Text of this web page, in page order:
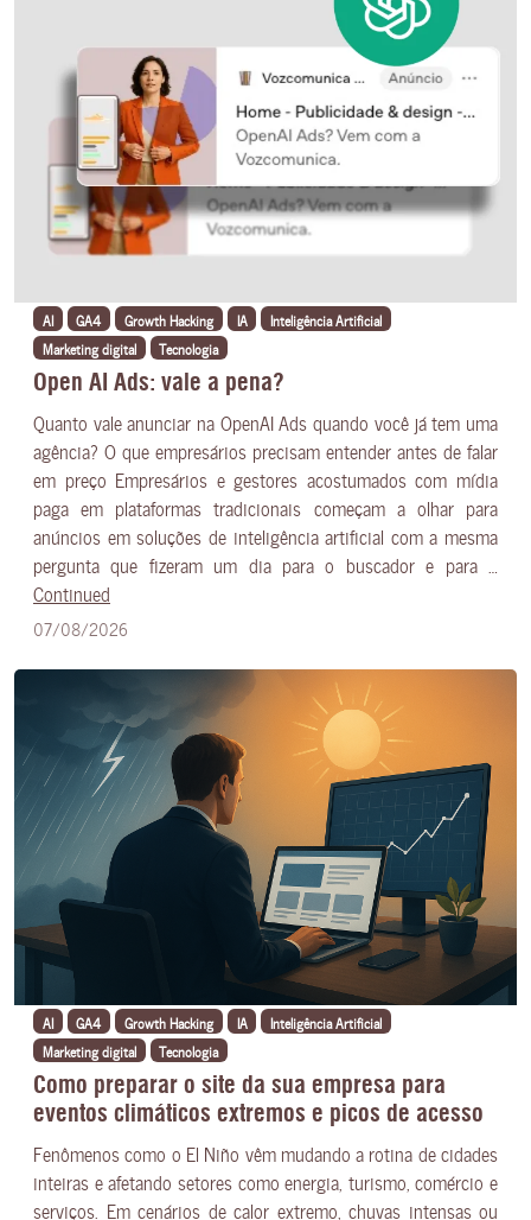
AI GA4 Growth Hacking IA
Inteligência Artificial
Marketing digital
Tecnologia
Open AI Ads: vale a pena?
Quanto vale anunciar na OpenAI Ads quando você já tem uma
agência? O que empresários precisam entender antes de falar
em preço Empresários e gestores acostumados com mídia
paga em plataformas tradicionais começam a olhar para
anúncios em soluções de inteligência artificial com a mesma
pergunta que fizeram um dia para o buscador e para …
Continued
07/08/2026
AI GA4 Growth Hacking IA
Inteligência Artificial
Marketing digital
Tecnologia
Como preparar o site da sua empresa para
eventos climáticos extremos e picos de acesso
Fenômenos como o El Niño vêm mudando a rotina de cidades
inteiras e afetando setores como energia, turismo, comércio e
serviços. Em cenários de calor extremo, chuvas intensas ou